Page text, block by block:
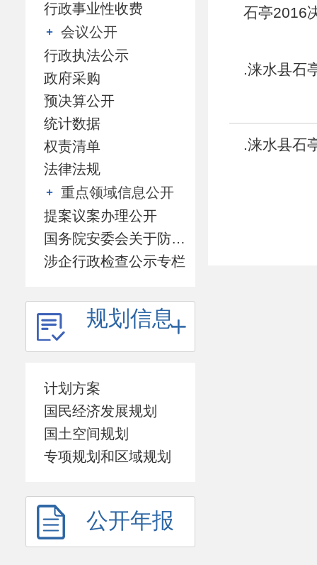
行政事业性收费
会议公开
行政执法公示
政府采购
预决算公开
统计数据
权责清单
法律法规
重点领域信息公开
提案议案办理公开
国务院安委会关于防范遏制矿山领域重特大生产安全事故的硬措施专栏
涉企行政检查公示专栏
规划信息
计划方案
国民经济发展规划
国土空间规划
专项规划和区域规划
公开年报
石亭2016
.涞水县石
.涞水县石